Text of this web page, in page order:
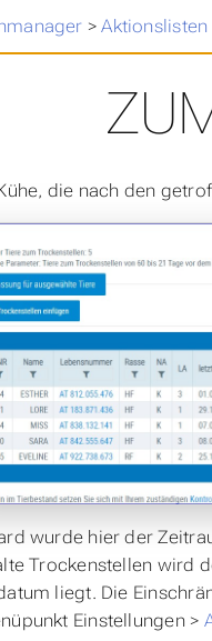
>Aktionslisten
die nach den
wurde hier der
Trockenstellen wird
liegt. Die
Einstellungen >